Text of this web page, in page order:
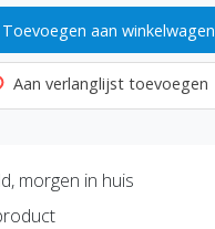
Toevoegen aan winkelwagen
Aan verlanglijst toevoegen
morgen in huis